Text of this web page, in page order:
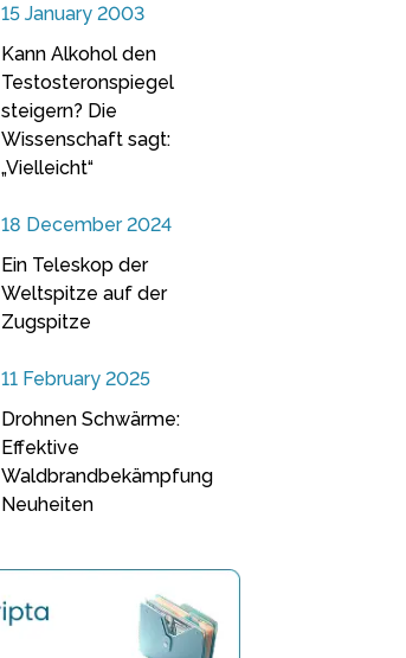
15 January 2003
Kann Alkohol den
Testosteronspiegel
steigern? Die
Wissenschaft sagt:
„Vielleicht“
18 December 2024
Ein Teleskop der
Weltspitze auf der
Zugspitze
11 February 2025
Drohnen Schwärme:
Effektive
Waldbrandbekämpfung
Neuheiten